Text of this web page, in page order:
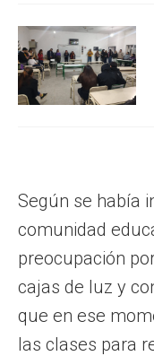
Según se había
comunidad
preocupación
cajas de luz y
que en ese
las clases para